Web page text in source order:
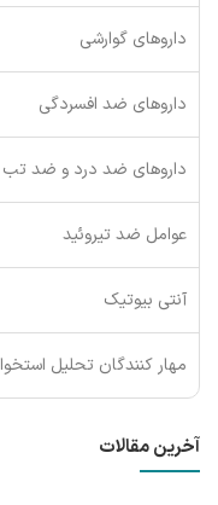
داروهای گوارشی
داروهای ضد افسردگی
داروهای ضد درد و ضد تب
عوامل ضد تیروئید
آنتی بیوتیک
مهار کنندگان تحلیل
آخرین مقالات